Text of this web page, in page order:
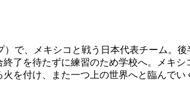
）で、メキシコと戦う日本代表チーム。
了を待たずに練習のため学校へ。メキ
を付け、また一つ上の世界へと臨んでい